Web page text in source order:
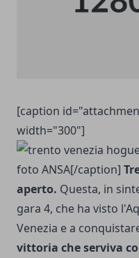
[caption
width="300"]
foto ANSA[/caption]
aperto. Questa, in
gara 4, che ha visto
Venezia e a
vittoria che serviva